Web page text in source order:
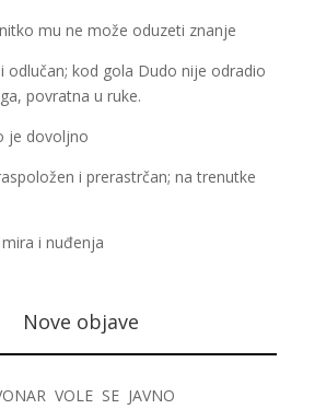
mu ne može oduzeti znanje
odlučan; kod gola Dudo nije odradio
povratna u ruke.
je dovoljno
i prerastrčan; na trenutke
i nuđenja
Nove objave
VOLE SE JAVNO